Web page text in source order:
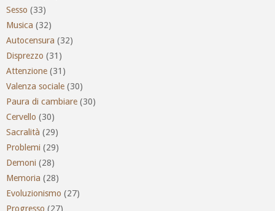
Sesso (33)
Musica (32)
Autocensura (32)
Disprezzo (31)
Attenzione (31)
Valenza sociale (30)
Paura di cambiare (30)
Cervello (30)
Sacralità (29)
Problemi (29)
Demoni (28)
Memoria (28)
Evoluzionismo (27)
Progresso (27)